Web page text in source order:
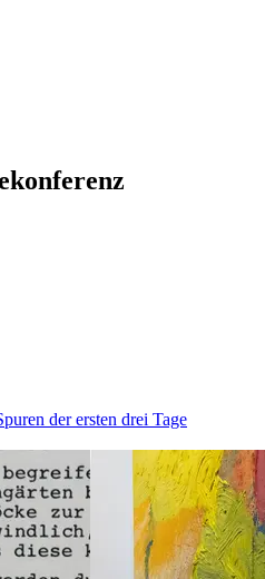
der ersten drei Tage